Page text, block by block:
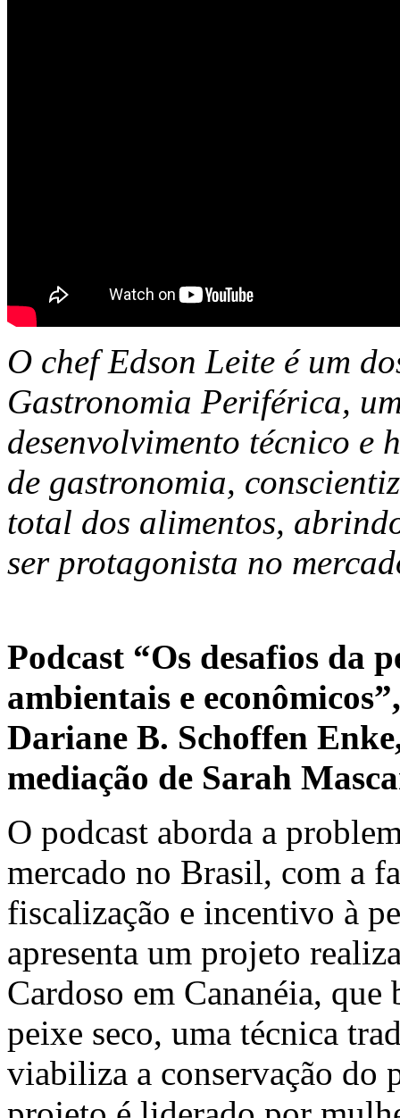
O chef Edson Leite é um
Gastronomia Periférica,
desenvolvimento técnico e
de gastronomia,
total dos alimentos,
ser protagonista no
Podcast “Os desafios da
ambientais e
Dariane B. Schoffen
mediação de Sarah
O podcast aborda a
mercado no Brasil, com a
fiscalização e incentivo à
apresenta um projeto
Cardoso em Cananéia,
peixe seco, uma técnica
viabiliza a conservação do